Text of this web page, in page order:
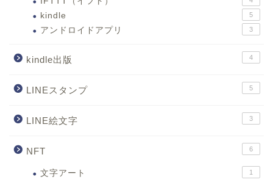
kindle 5
アンドロイドアプリ 3
kindle出版 4
LINEスタンプ 5
LINE絵文字 3
NFT 6
文字アート 1